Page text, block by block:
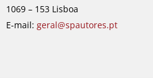
m
1069 – 153 Lisboa
E-mail: geral@spautores.pt